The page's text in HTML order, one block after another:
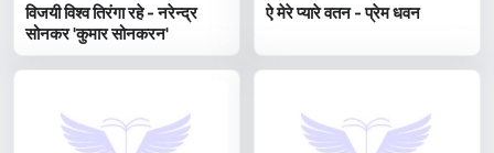
विजयी विश्व तिरंगा रहे - नरेन्द्र
सोनकर 'कुमार सोनकरन'
ऐ मेरे प्यारे वतन - प्रेम धवन